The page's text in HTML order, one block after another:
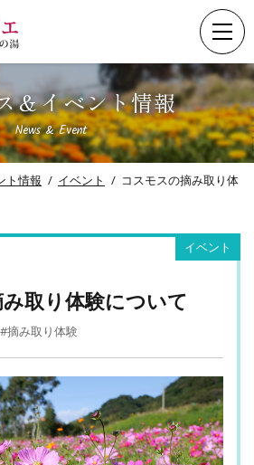
＆イベント情報
News & Event
ト情報 イベント
コスモスの摘み取り体
イベント
取り体験について
#摘み取り体験